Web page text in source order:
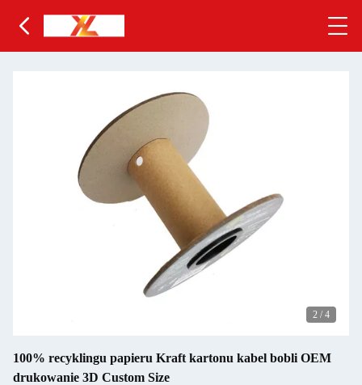
2 / 4
100% recyklingu papieru Kraft kartonu kabel bobli OEM
drukowanie 3D Custom Size